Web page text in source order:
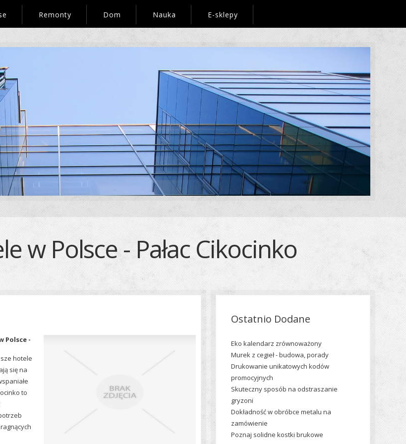
Remonty Dom Nauka E-sklepy
w Polsce - Pałac Cikocinko
Polsce -
hotele
się na
to
Ostatnio Dodane
Eko kalendarz zrównoważony
Murek z cegieł - budowa, porady
Drukowanie unikatowych kodów
promocyjnych
Skuteczny sposób na odstraszanie
gryzoni
Dokładność w obróbce metalu na
zamówienie
Poznaj solidne kostki brukowe